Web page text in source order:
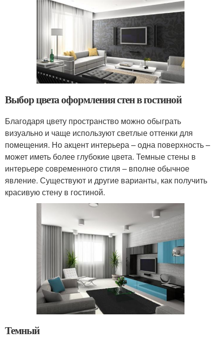
Выбор цвета оформления стен в гостиной
Благодаря цвету пространство можно обыграть
визуально и чаще используют светлые оттенки для
помещения. Но акцент интерьера – одна поверхность –
может иметь более глубокие цвета. Темные стены в
интерьере современного стиля – вполне обычное
явление. Существуют и другие варианты, как получить
красивую стену в гостиной.
Темный